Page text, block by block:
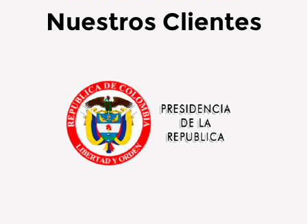
Nuestros Clientes